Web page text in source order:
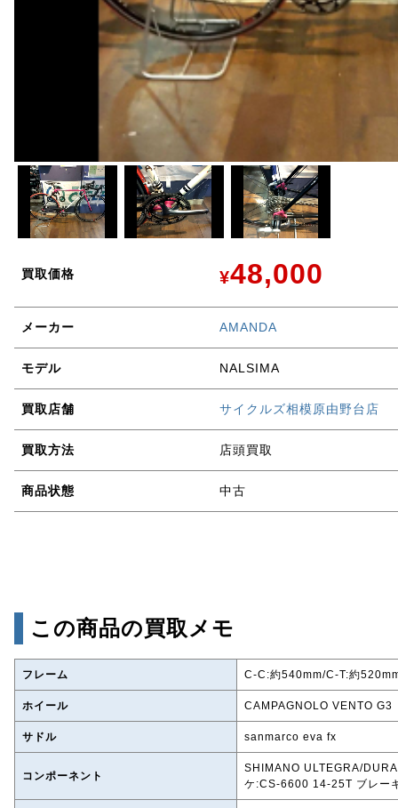
買取価格 ¥48,000
メーカー AMANDA
モデル NALSIMA
買取店舗 サイクルズ相模原由野台店
買取方法 店頭買取
商品状態 中古
この商品の買取メモ
フレーム C-C:約540mm/C-T:約
ホイール CAMPAGNOLO VENTO G3
サドル sanmarco eva fx
コンポーネント
SHIMANO ULTEGRA/
ケ:CS-6600 14-25T ブレー